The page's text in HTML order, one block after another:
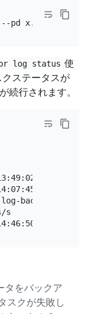
br log status 使
ステータスが
続行されます。
+0000
+0000
s
タをバックア
スクが失敗し